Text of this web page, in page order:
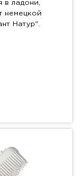
в ладони,
немецкой
Натур".